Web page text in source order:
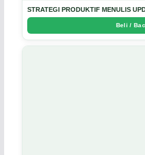
STRATEGI PRODUKTIF MENULIS
Beli /